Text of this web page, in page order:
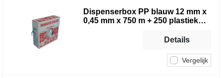
Dispenserbox PP blauw 12 mm x
0,45 mm x 750 m + 250 plastiek
Vergelijk
Details